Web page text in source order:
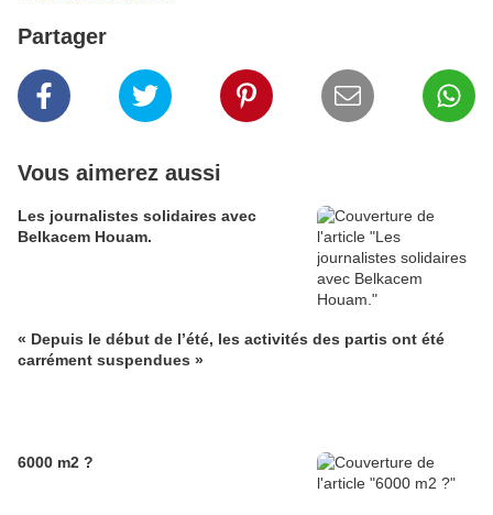
Partager
Vous aimerez aussi
Les journalistes solidaires avec
Belkacem Houam.
« Depuis le début de l’été, les activités des partis ont été
carrément suspendues »
6000 m2 ?